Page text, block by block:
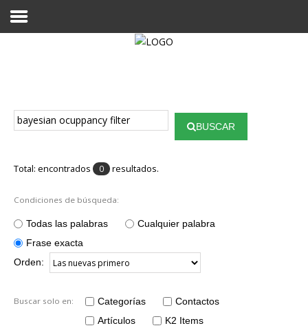
BUSCAR
Total: encontrados 0 resultados.
Condiciones de búsqueda:
Todas las palabras
Cualquier palabra
Frase exacta
Orden:
Buscar solo en: Categorías
Contactos
Artículos
K2 Items